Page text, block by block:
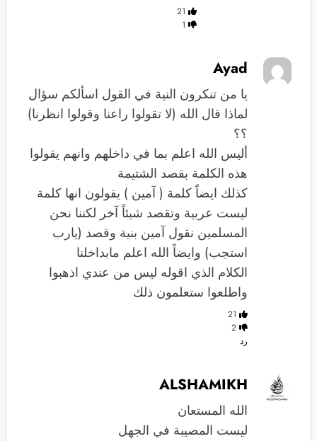
21
1
Ayad
يا من تنكرون النية في القول اسألكم سؤال
لماذا قال الله (لا تقولوا راعنا وقولوا انظرنا)
؟؟
أليس الله اعلم بما في داخلهم وانهم يقولوا
هذه الكلمة بقصد الشتيمة
كذلك ايضاً كلمة ( آمين ) يقولون انها كلمة
ليست عربية وتقصد شيئاً آخر لكننا نحن
المسلمين نقول آمين بنية وقصد (يارب
استجب) وايضاً الله اعلم مابداخلنا
الكلام الذي اقوله ليس من عندي اذهبوا
واطلعوا ستعلمون ذلك
21
2
رد
ALSHAMIKH
الله المستعان
ليست المصيبة في الجهل